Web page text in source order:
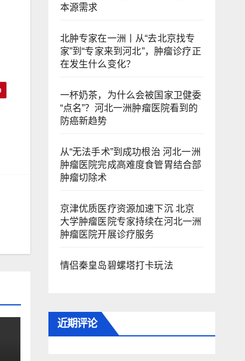
本源需求
北肿专家在一洲丨从“去北京找专
家”到“专家来到河北”，肿瘤诊疗正
在发生什么变化？
一杯奶茶，为什么会被国家卫健委
“点名”？河北一洲肿瘤医院看到的
防癌新趋势
从“无法手术”到成功根治 河北一洲
肿瘤医院完成高难度食管胃结合部
肿瘤切除术
京津优质医疗资源加速下沉 北京
大学肿瘤医院专家持续在河北一洲
肿瘤医院开展诊疗服务
情侣秦皇岛碧螺塔打卡玩法
近期评论